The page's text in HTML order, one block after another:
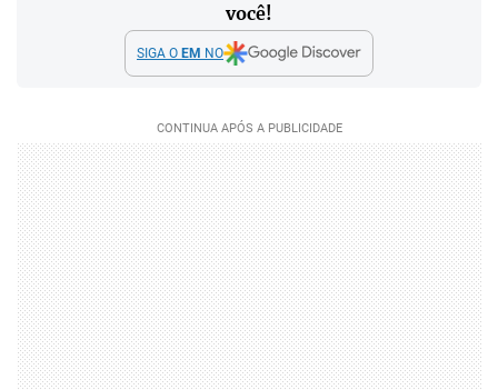
você!
SIGA O EM NO